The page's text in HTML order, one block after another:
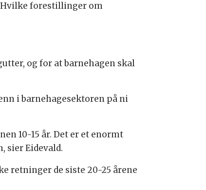
forestillinger om
og for at barnehagen skal
i barnehagesektoren på ni
10-15 år. Det er et enormt
sier Eidevald.
retninger de siste 20-25 årene